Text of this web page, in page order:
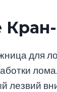
для
лезвий